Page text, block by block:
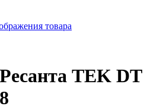
TEK DT